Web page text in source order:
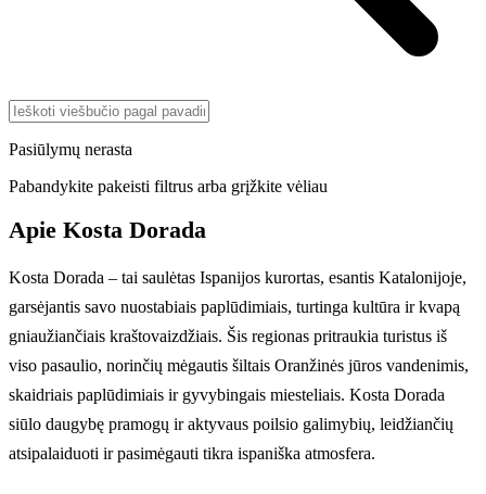
Pasiūlymų nerasta
Pabandykite pakeisti filtrus arba grįžkite vėliau
Apie Kosta Dorada
Kosta Dorada – tai saulėtas Ispanijos kurortas, esantis Katalonijoje,
garsėjantis savo nuostabiais paplūdimiais, turtinga kultūra ir kvapą
gniaužiančiais kraštovaizdžiais. Šis regionas pritraukia turistus iš
viso pasaulio, norinčių mėgautis šiltais Oranžinės jūros vandenimis,
skaidriais paplūdimiais ir gyvybingais miesteliais. Kosta Dorada
siūlo daugybę pramogų ir aktyvaus poilsio galimybių, leidžiančių
atsipalaiduoti ir pasimėgauti tikra ispaniška atmosfera.